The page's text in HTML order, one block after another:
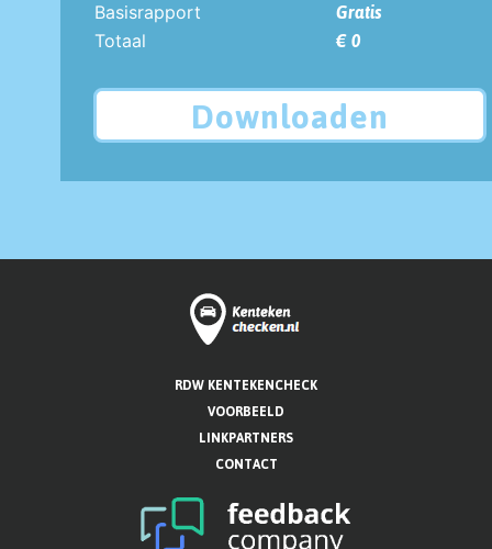
Basisrapport
Gratis
Totaal
€ 0
Downloaden
RDW KENTEKENCHECK
VOORBEELD
LINKPARTNERS
CONTACT